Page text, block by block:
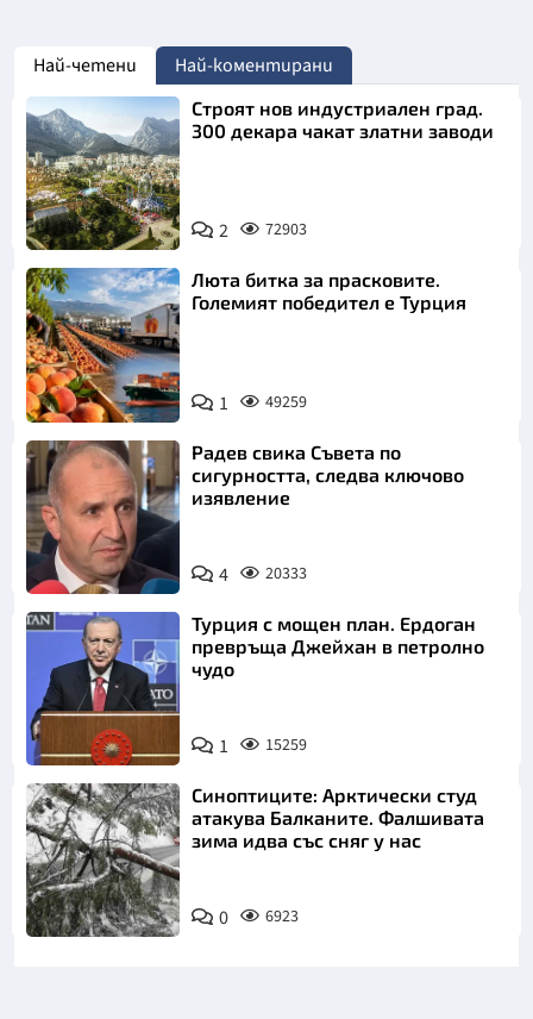
Най-четени Най-коментирани
Строят нов индустриален град.
300 декара чакат златни заводи
2 72903
Люта битка за прасковите.
Големият победител е Турция
1 49259
Радев свика Съвета по
сигурността, следва ключово
изявление
4 20333
Турция с мощен план. Ердоган
превръща Джейхан в петролно
чудо
1 15259
Синоптиците: Арктически студ
атакува Балканите. Фалшивата
зима идва със сняг у нас
0 6923